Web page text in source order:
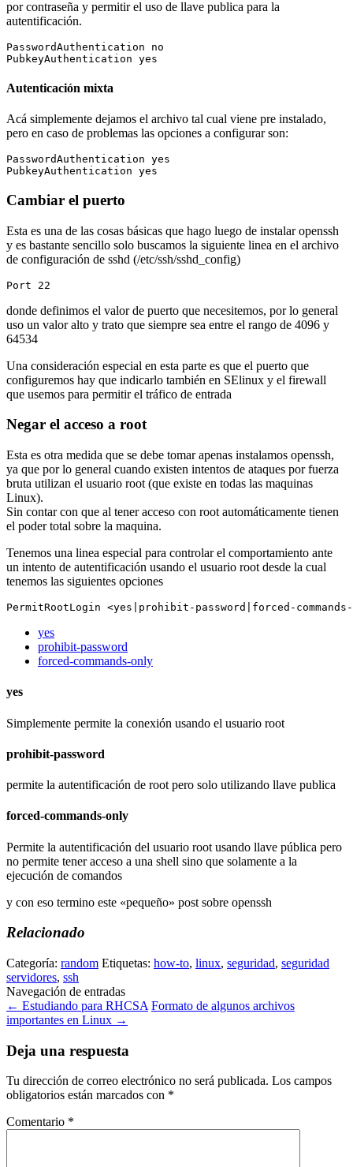
por contraseña y permitir el uso de llave publica para la
autentificación.
PasswordAuthentication no
PubkeyAuthentication yes
Autenticación mixta
Acá simplemente dejamos el archivo tal cual viene pre instalado,
pero en caso de problemas las opciones a configurar son:
PasswordAuthentication yes
PubkeyAuthentication yes
Cambiar el puerto
Esta es una de las cosas básicas que hago luego de instalar openssh
y es bastante sencillo solo buscamos la siguiente linea en el archivo
de configuración de sshd (/etc/ssh/sshd_config)
Port 22
donde definimos el valor de puerto que necesitemos, por lo general
uso un valor alto y trato que siempre sea entre el rango de 4096 y
64534
Una consideración especial en esta parte es que el puerto que
configuremos hay que indicarlo también en SElinux y el firewall
que usemos para permitir el tráfico de entrada
Negar el acceso a root
Esta es otra medida que se debe tomar apenas instalamos openssh,
ya que por lo general cuando existen intentos de ataques por fuerza
bruta utilizan el usuario root (que existe en todas las maquinas
Linux).
Sin contar con que al tener acceso con root automáticamente tienen
el poder total sobre la maquina.
Tenemos una linea especial para controlar el comportamiento ante
un intento de autentificación usando el usuario root desde la cual
tenemos las siguientes opciones
PermitRootLogin <yes|prohibit-password|forced-
yes
prohibit-password
forced-commands-only
yes
Simplemente permite la conexión usando el usuario root
prohibit-password
permite la autentificación de root pero solo utilizando llave publica
forced-commands-only
Permite la autentificación del usuario root usando llave pública pero
no permite tener acceso a una shell sino que solamente a la
ejecución de comandos
y con eso termino este «pequeño» post sobre openssh
Relacionado
Categoría: random Etiquetas: how-to, linux, seguridad, seguridad
servidores, ssh
Navegación de entradas
← Estudiando para RHCSA Formato de algunos archivos
importantes en Linux →
Deja una respuesta
Tu dirección de correo electrónico no será publicada. Los campos
obligatorios están marcados con *
Comentario *